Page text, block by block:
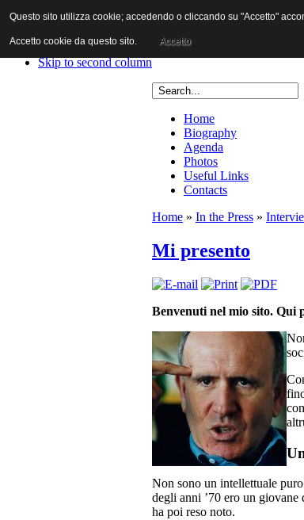
Skip to content
Skip to first column
Skip to second column
Home
Biography
Agenda
Photos
Useful Links
Contacts
Home » In the Press »
Mi presento
Benvenuti nel mio sito. Qui
Non sono un intellettuale
degli anni ’70 ero un
ha poi reso noto.
Questo sito utilizza cookie; accedendo o cliccando su "Accetto"
Accetto cookie da questo sito. Accetto